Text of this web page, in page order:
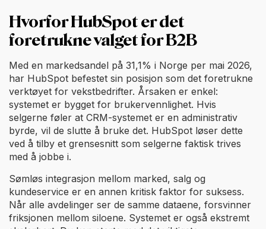
Hvorfor HubSpot er det
foretrukne valget for B2B
Med en markedsandel på 31,1% i Norge per mai 2026,
har HubSpot befestet sin posisjon som det foretrukne
verktøyet for vekstbedrifter. Årsaken er enkel:
systemet er bygget for brukervennlighet. Hvis
selgerne føler at CRM-systemet er en administrativ
byrde, vil de slutte å bruke det. HubSpot løser dette
ved å tilby et grensesnitt som selgerne faktisk trives
med å jobbe i.
Sømløs integrasjon mellom marked, salg og
kundeservice er en annen kritisk faktor for suksess.
Når alle avdelinger ser de samme dataene, forsvinner
friksjonen mellom siloene. Systemet er også ekstremt